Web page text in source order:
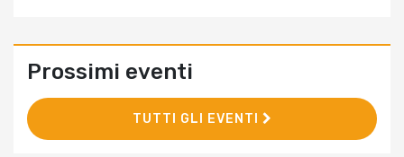
Prossimi eventi
TUTTI GLI EVENTI